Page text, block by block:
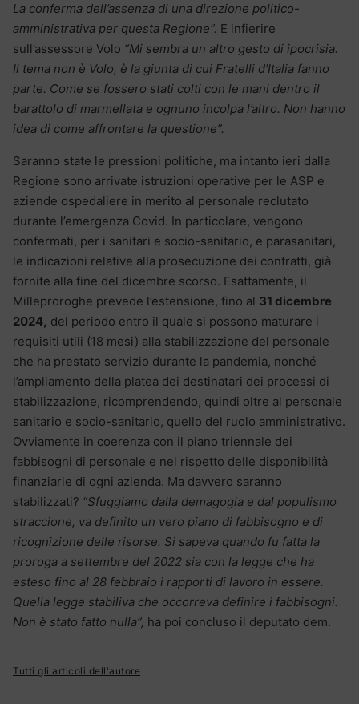
La conferma dell’assenza di una direzione politico-
amministrativa per questa Regione”. E infierire
sull’assessore Volo “Mi sembra un altro gesto di ipocrisia.
Il tema non è Volo, è la giunta di cui Fratelli d’Italia fanno
parte. Come se fossero stati colti con le mani dentro il
barattolo di marmellata e ognuno incolpa l’altro. Non hanno
idea di come affrontare la questione”.
Saranno state le pressioni politiche, ma intanto ieri dalla
Regione sono arrivate istruzioni operative per le ASP e
aziende ospedaliere in merito al personale reclutato
durante l’emergenza Covid. In particolare, vengono
confermati, per i sanitari e socio-sanitario, e parasanitari,
le indicazioni relative alla prosecuzione dei contratti, già
fornite alla fine del dicembre scorso. Esattamente, il
Milleproroghe prevede l’estensione, fino al 31 dicembre
2024, del periodo entro il quale si possono maturare i
requisiti utili (18 mesi) alla stabilizzazione del personale
che ha prestato servizio durante la pandemia, nonché
l’ampliamento della platea dei destinatari dei processi di
stabilizzazione, ricomprendendo, quindi oltre al personale
sanitario e socio-sanitario, quello del ruolo amministrativo.
Ovviamente in coerenza con il piano triennale dei
fabbisogni di personale e nel rispetto delle disponibilità
finanziarie di ogni azienda. Ma davvero saranno
stabilizzati? “Sfuggiamo dalla demagogia e dal populismo
straccione, va definito un vero piano di fabbisogno e di
ricognizione delle risorse. Si sapeva quando fu fatta la
proroga a settembre del 2022 sia con la legge che ha
esteso fino al 28 febbraio i rapporti di lavoro in essere.
Quella legge stabiliva che occorreva definire i fabbisogni.
Non è stato fatto nulla”, ha poi concluso il deputato dem.
Tutti gli articoli dell'autore